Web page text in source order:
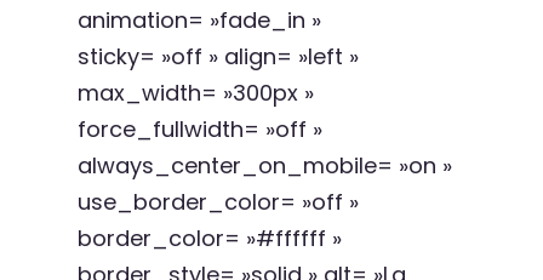
animation= »fade_in »
sticky= »off » align= »left »
max_width= »300px »
force_fullwidth= »off »
always_center_on_mobile= »on »
use_border_color= »off »
border_color= »#ffffff »